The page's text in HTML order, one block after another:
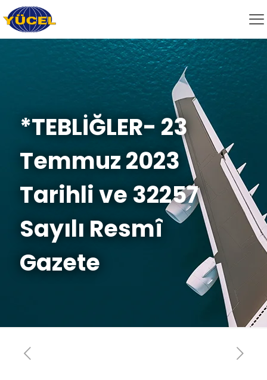
*TEBLİĞLER- 23
Temmuz 2023
Tarihli ve 32257
Sayılı Resmî
Gazete